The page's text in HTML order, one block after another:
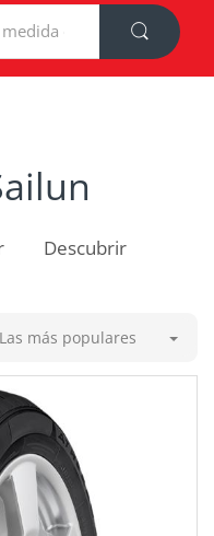
Descubrir
Las más populares